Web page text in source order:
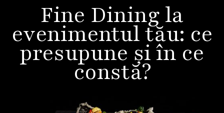
Fine Dining la
evenimentul tău: ce
presupune și în ce
constă?